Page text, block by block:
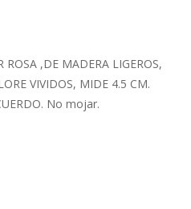
ROSA ,DE MADERA LIGEROS,
VIVIDOS, MIDE 4.5 CM.
No mojar.